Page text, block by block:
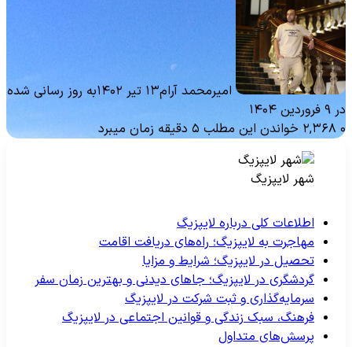
امیرمحمد آرام۱۳ تیر ۱۴۰۲
به روز رسانی شده
۱۴۰۴
خواندن این مطلب ۵ دقیقه زمان میبرد
شهر لایپزیگ
اطلاعات کلی درباره لایپزیگ
مهاجرت به لایپزیگ؛ راه‌های دریافت اقامت
تحصیل در لایپزیگ؛ شرایط و مزایا
گردشگری در لایپزیگ؛ جاهای دیدنی و بهترین زمان سفر
سرمایه‌گذاری و ثبت شرکت در لایپزیگ
فرهنگ، سبک زندگی و قوانین اجتماعی در لایپزیگ
پرسش‌های متداول